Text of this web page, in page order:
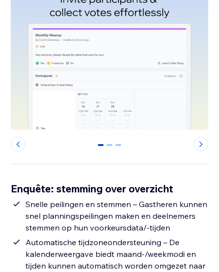
0 1 2
Enquête: stemming over overzicht
Snelle peilingen en stemmen – Gastheren kunnen
snel planningspeilingen maken en deelnemers
stemmen op hun voorkeursdata/-tijden
Automatische tijdzoneondersteuning – De
kalenderweergave biedt maand-/weekmodi en
tijden kunnen automatisch worden omgezet naar